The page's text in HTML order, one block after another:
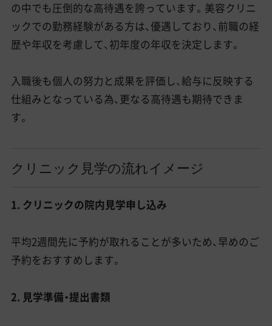
の中でも圧倒的な高待遇を誇っています。美容クリニ
ックでの勤務経験がある方は、優遇しており、前職の経
歴や年収を考慮して、初年度の年収を決定します。
入職後も個人の努力と成果を評価し、給与に反映する
仕組みとなっている為、更なる高待遇も期待できま
す。
クリニック見学の流れイメージ
1. クリニックの院内見学申し込み
平均2週間先に予約が取れることが多いため、早めのご
予約をおすすめします。
2. 見学準備・提出書類